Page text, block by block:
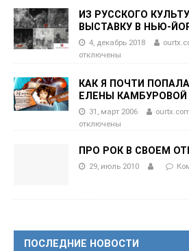
ИЗ РУССКОГО
ВЫСТАВКУ В НЬЮ-
4, декабрь 2018
отключены
КАК Я ПОЧТИ
ЕЛЕНЫ КАМБУРОВОЙ
31, март 2006
отключены
ПРО РОК В СВОЕМ
29, июль 2010
ПОСЛЕДНИЕ НОВОСТИ